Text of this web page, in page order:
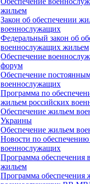
жильем
Закон об обеспечении
военнослужащих
Федеральный закон об
военнослужащих жильем
Обеспечение
форум
Обеспечение
военнослужащих
Программа по
жильем российских
Обеспечение жильем
Украины
Обеспечение жильем
Новости по
военнослужащих
Программа обеспечения
жильем
Программа обеспечения